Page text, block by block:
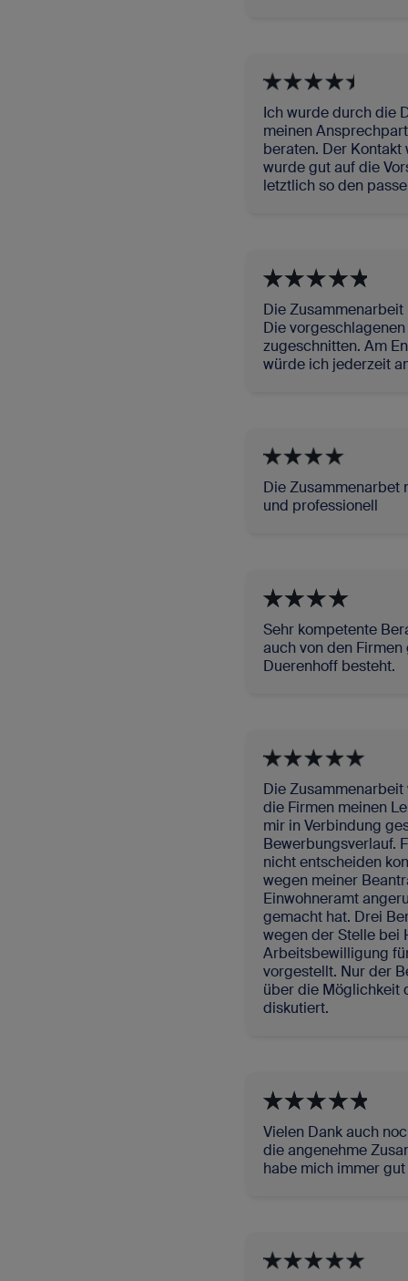
Ich wurde durch die
meinen
beraten. Der Kontakt
wurde gut auf die
letztlich so den
Die
Die
zugeschnitten. Am
würde ich jederzeit
Die Zusammenarbet
und professionell
Sehr kompetente
auch von den
Duerenhoff besteht.
Die
die Firmen meinen
mir in Verbindung
Bewerbungsverlauf.
nicht entscheiden
wegen meiner
Einwohneramt
gemacht hat. Drei
wegen der Stelle bei
Arbeitsbewilligung
vorgestellt. Nur der
über die Möglichkeit
diskutiert.
Vielen Dank auch
die angenehme
habe mich immer